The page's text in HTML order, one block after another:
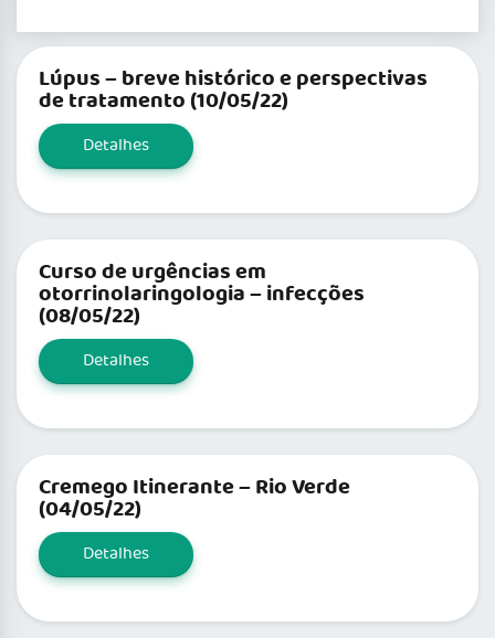
Lúpus – breve histórico e perspectivas
de tratamento (10/05/22)
Detalhes
Curso de urgências em
otorrinolaringologia – infecções
(08/05/22)
Detalhes
Cremego Itinerante – Rio Verde
(04/05/22)
Detalhes